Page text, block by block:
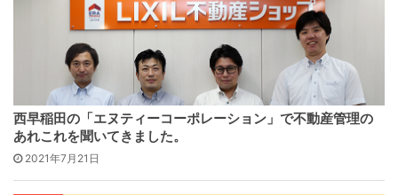
西早稲田の「エヌティーコーポレーション」で不動産管理の
あれこれを聞いてきました。
2021年7月21日